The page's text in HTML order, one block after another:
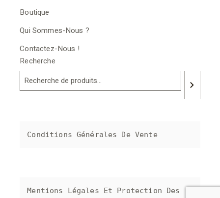
Boutique
Qui Sommes-Nous ?
Contactez-Nous !
Recherche
Conditions Générales De Vente
Mentions Légales Et Protection Des